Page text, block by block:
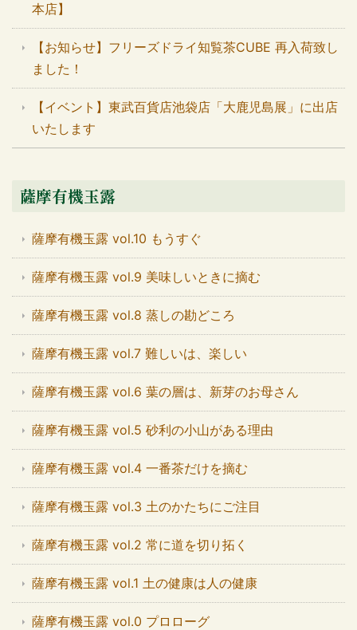
本店】
【お知らせ】フリーズドライ知覧茶CUBE 再入荷致し
ました！
【イベント】東武百貨店池袋店「大鹿児島展」に出店
いたします
薩摩有機玉露
薩摩有機玉露 vol.10 もうすぐ
薩摩有機玉露 vol.9 美味しいときに摘む
薩摩有機玉露 vol.8 蒸しの勘どころ
薩摩有機玉露 vol.7 難しいは、楽しい
薩摩有機玉露 vol.6 葉の層は、新芽のお母さん
薩摩有機玉露 vol.5 砂利の小山がある理由
薩摩有機玉露 vol.4 一番茶だけを摘む
薩摩有機玉露 vol.3 土のかたちにご注目
薩摩有機玉露 vol.2 常に道を切り拓く
薩摩有機玉露 vol.1 土の健康は人の健康
薩摩有機玉露 vol.0 プロローグ